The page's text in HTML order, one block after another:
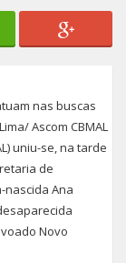
nas buscas
Ascom CBMAL
uniu-se, na tarde
de
nascida Ana
Novo